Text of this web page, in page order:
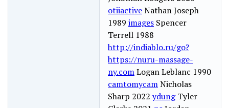
otiiactiveNathan Joseph
1989 images Spencer
Terrell 1988
http://indiablo.ru/go?
https://nuru-massage-
ny.comLogan Leblanc 1990
camtomycamNicholas
Sharp 2022 ydungTyler